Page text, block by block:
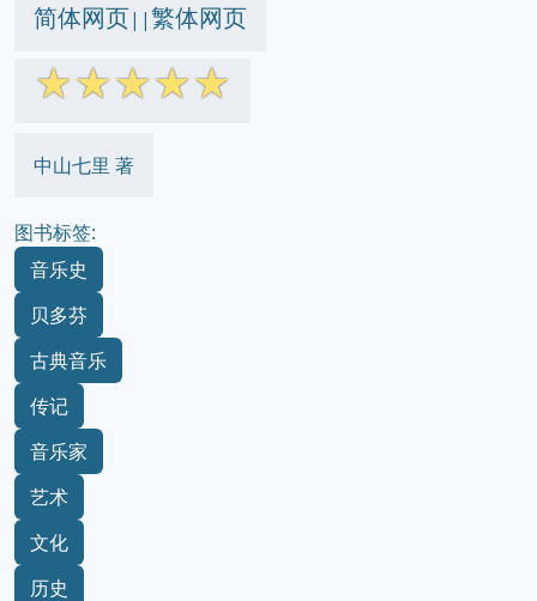
简体网页||繁体网页
☆☆☆☆☆
中山七里 著
图书标签:
音乐史
贝多芬
古典音乐
传记
音乐家
艺术
文化
历史